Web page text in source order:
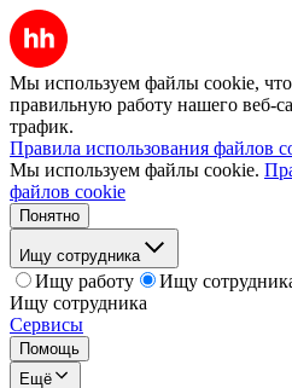
Мы используем файлы cookie,
правильную работу нашего веб-
трафик.
Правила использования файлов
Мы используем файлы cookie.
файлов cookie
Понятно
Ищу сотрудника
Ищу работу
Ищу
Ищу сотрудника
Сервисы
Помощь
Ещё